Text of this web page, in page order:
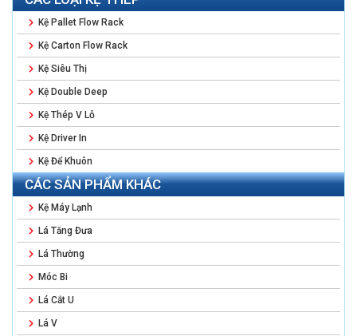
Kệ Pallet Flow Rack
Kệ Carton Flow Rack
Kệ Siêu Thị
Kệ Double Deep
Kệ Thép V Lỗ
Kệ Driver In
Kệ Để Khuôn
CÁC SẢN PHẨM KHÁC
Kệ Máy Lạnh
Lá Tăng Đưa
Lá Thường
Móc Bi
Lá Cắt U
Lá V